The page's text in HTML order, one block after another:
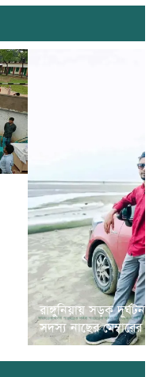
রাঙ্গুনিয়ায় সড়ক
সদস্য নাছের মেম্বারের